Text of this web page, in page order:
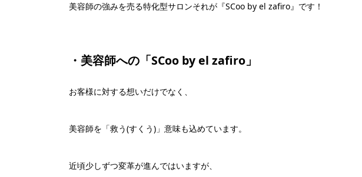
美容師の強みを売る特化型サロンそれが『SCoo by el zafiro』です！
・美容師への「SCoo by el zafiro」
お客様に対する想いだけでなく、
美容師を「救う(すくう)」意味も込めています。
近頃少しずつ変革が進んではいますが、